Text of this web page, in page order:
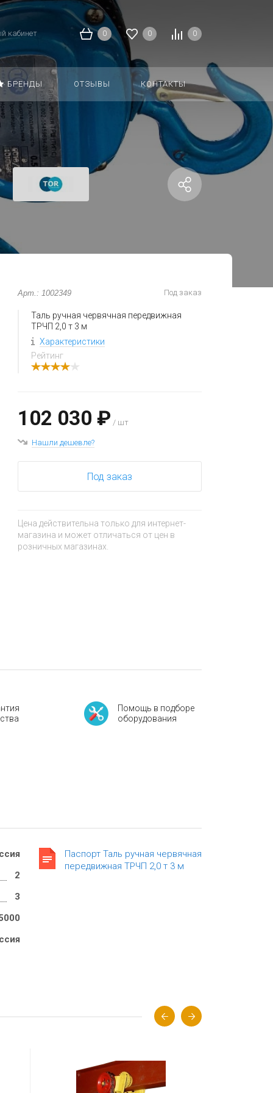
кабинет 0 0 0
БРЕНДЫ ОТЗЫВЫ КОНТАКТЫ
Арт.: 1002349 Под заказ
Таль ручная червячная передвижная
ТРЧП 2,0 т 3 м
Характеристики
Рейтинг
102 030 ₽ / шт
Нашли дешевле?
Под заказ
Цена действительна только для интернет-
магазина и может отличаться от цен в
розничных магазинах.
Помощь в подборе
оборудования
2
3
Паспорт Таль ручная червячная
передвижная ТРЧП 2,0 т 3 м